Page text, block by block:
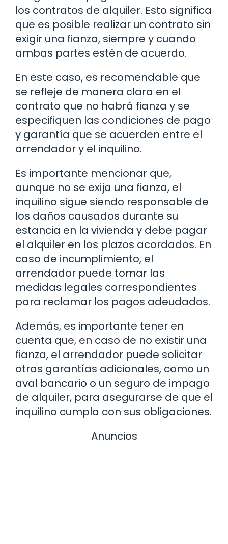
los contratos de alquiler. Esto significa
que es posible realizar un contrato sin
exigir una fianza, siempre y cuando
ambas partes estén de acuerdo.
En este caso, es recomendable que
se refleje de manera clara en el
contrato que no habrá fianza y se
especifiquen las condiciones de pago
y garantía que se acuerden entre el
arrendador y el inquilino.
Es importante mencionar que,
aunque no se exija una fianza, el
inquilino sigue siendo responsable de
los daños causados durante su
estancia en la vivienda y debe pagar
el alquiler en los plazos acordados. En
caso de incumplimiento, el
arrendador puede tomar las
medidas legales correspondientes
para reclamar los pagos adeudados.
Además, es importante tener en
cuenta que, en caso de no existir una
fianza, el arrendador puede solicitar
otras garantías adicionales, como un
aval bancario o un seguro de impago
de alquiler, para asegurarse de que el
inquilino cumpla con sus obligaciones.
Anuncios